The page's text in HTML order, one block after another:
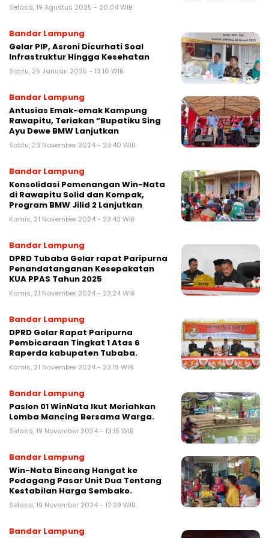
Selasa, 19 Agustus 2025 - 20:04 WIB
Bandar Lampung
Gelar PIP, Asroni Dicurhati Soal
Infrastruktur Hingga Kesehatan
Sabtu, 25 Januari 2025 - 13:16 WIB
Bandar Lampung
Antusias Emak-emak Kampung
Rawapitu, Teriakan “Bupatiku Sing
Ayu Dewe BMW Lanjutkan
Sabtu, 23 November 2024 - 23:40 WIB
Bandar Lampung
Konsolidasi Pemenangan Win-Nata
di Rawapitu Solid dan Kompak,
Program BMW Jilid 2 Lanjutkan
Kamis, 21 November 2024 - 23:43 WIB
Bandar Lampung
DPRD Tubaba Gelar rapat Paripurna
Penandatanganan Kesepakatan
KUA PPAS Tahun 2025
Kamis, 21 November 2024 - 23:24 WIB
Bandar Lampung
DPRD Gelar Rapat Paripurna
Pembicaraan Tingkat 1 Atas 6
Raperda kabupaten Tubaba.
Kamis, 21 November 2024 - 23:19 WIB
Bandar Lampung
Paslon 01 WinNata Ikut Meriahkan
Lomba Mancing Bersama Warga.
Selasa, 19 November 2024 - 13:15 WIB
Bandar Lampung
Win-Nata Bincang Hangat ke
Pedagang Pasar Unit Dua Tentang
Kestabilan Harga Sembako.
Selasa, 19 November 2024 - 12:29 WIB
Bandar Lampung